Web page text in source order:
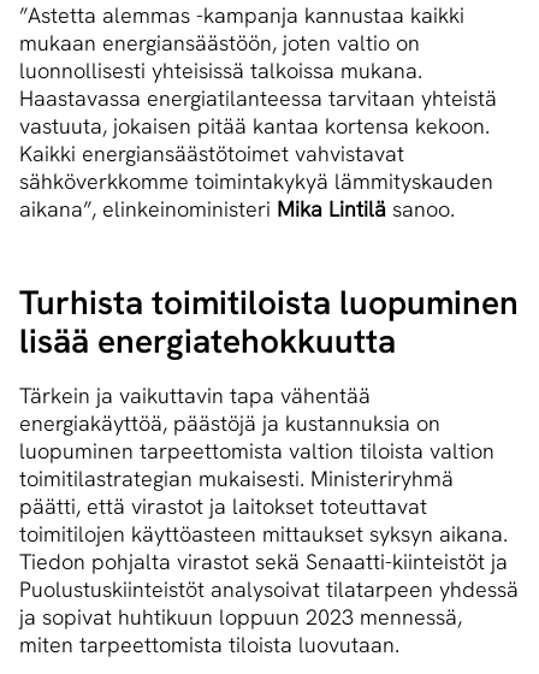
”Astetta alemmas -kampanja kannustaa kaikki
mukaan energiansäästöön, joten valtio on
luonnollisesti yhteisissä talkoissa mukana.
Haastavassa energiatilanteessa tarvitaan yhteistä
vastuuta, jokaisen pitää kantaa kortensa kekoon.
Kaikki energiansäästötoimet vahvistavat
sähköverkkomme toimintakykyä lämmityskauden
aikana”, elinkeinoministeri Mika Lintilä sanoo.
Turhista toimitiloista luopuminen
lisää ener­gia­te­hok­kuut­ta
Tärkein ja vaikuttavin tapa vähentää
energiakäyttöä, päästöjä ja kustannuksia on
luopuminen tarpeettomista valtion tiloista valtion
toimitilastrategian mukaisesti. Ministeriryhmä
päätti, että virastot ja laitokset toteuttavat
toimitilojen käyttöasteen mittaukset syksyn aikana.
Tiedon pohjalta virastot sekä Senaatti-kiinteistöt ja
Puolustuskiinteistöt analysoivat tilatarpeen yhdessä
ja sopivat huhtikuun loppuun 2023 mennessä,
miten tarpeettomista tiloista luovutaan.